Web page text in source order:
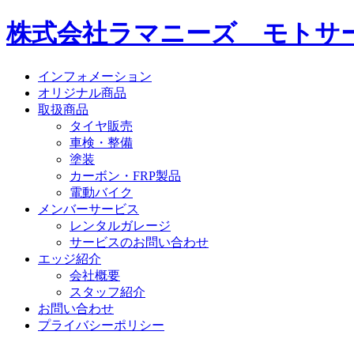
株式会社ラマニーズ モトサ
インフォメーション
オリジナル商品
取扱商品
タイヤ販売
車検・整備
塗装
カーボン・FRP製品
電動バイク
メンバーサービス
レンタルガレージ
サービスのお問い合わせ
エッジ紹介
会社概要
スタッフ紹介
お問い合わせ
プライバシーポリシー